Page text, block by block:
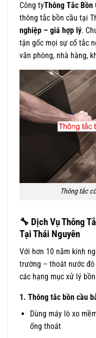
Công tyThông Tắc Bồn
thông tắc bồn cầu tại
nghiệp – giá hợp lý.
tận gốc mọi sự cố tắc
văn phòng, nhà hàng,
Thông tắc
🔧 Dịch Vụ Thông
Tại Thái Nguyên
Với hơn 10 năm kinh
trường – thoát nước đô
các hạng mục xử lý
1. Thông tắc bồn cầu
Dùng máy lò xo
ống thoát